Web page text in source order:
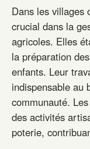
Dans les villages
crucial dans la
agricoles. Elles
la préparation
enfants. Leur
indispensable au
communauté.
des activités
poterie,